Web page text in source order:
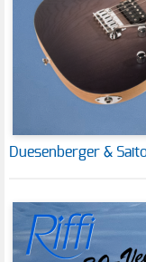
Duesenberger &